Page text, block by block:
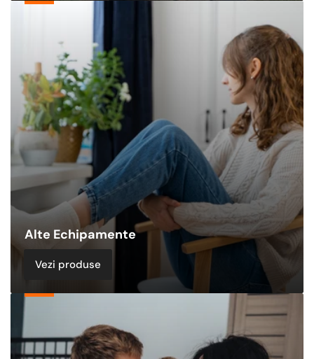
Alte
Alte Echipamente
Vezi produse
Pachete